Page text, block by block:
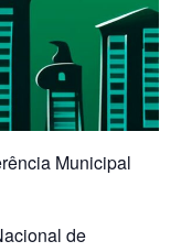
Municipal
de